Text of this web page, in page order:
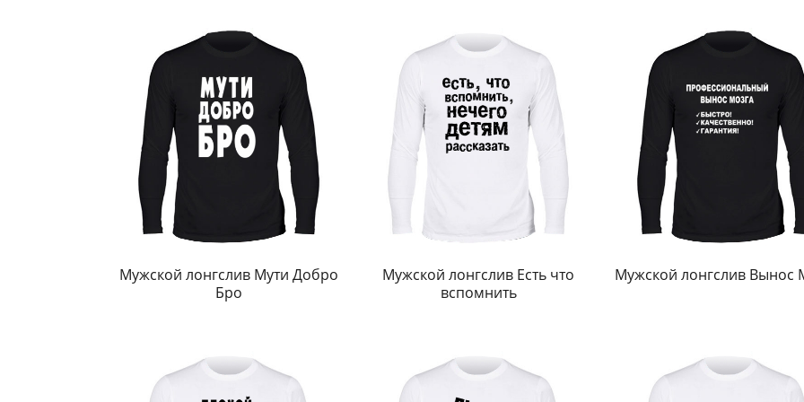
Мужской лонгслив Мути Добро
Бро
Мужской лонгслив Есть что
вспомнить
Мужской лонгслив Вынос